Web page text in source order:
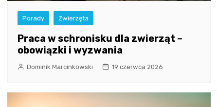
Porady Zwierzęta
Praca w schronisku dla zwierząt –
obowiązki i wyzwania
Dominik Marcinkowski 19 czerwca 2026